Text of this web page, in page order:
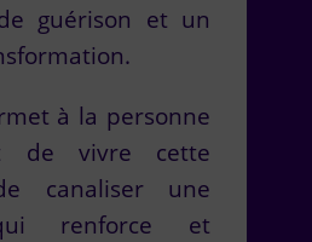
guérison et un
à la personne
de vivre cette
canaliser une
renforce et